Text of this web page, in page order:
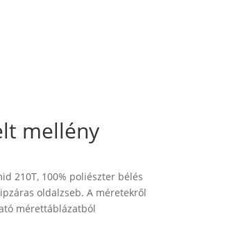
mellény
210T, 100% poliészter bélés
oldalzseb. A méretekről
mérettáblázatból